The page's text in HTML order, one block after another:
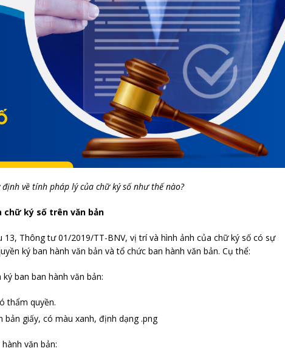
định về tính pháp lý của chữ ký số như thế nào?
chữ ký số trên văn bản
Thông tư 01/2019/TT-BNV, vị trí và hình ảnh của chữ ký số có sự
ký ban hành văn bản và tổ chức ban hành văn bản. Cụ thể:
ban ban hành văn bản:
thẩm quyền.
bản giấy, có màu xanh, định dạng .png
văn bản: